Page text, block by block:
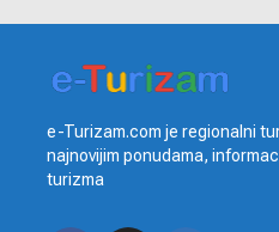
e-Turizam.com je regionalni
najnovijim ponudama,
turizma